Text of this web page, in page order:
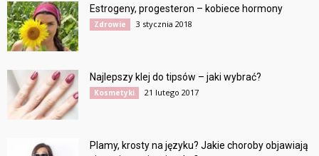
Estrogeny, progesteron – kobiece hormony
Zdrowie 3 stycznia 2018
Najlepszy klej do tipsów – jaki wybrać?
Kosmetyki 21 lutego 2017
Plamy, krosty na języku? Jakie choroby objawiają